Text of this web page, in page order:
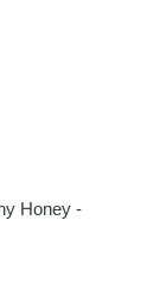
Honey -